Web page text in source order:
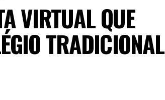
VIRTUAL QUE
TRADICIONAL